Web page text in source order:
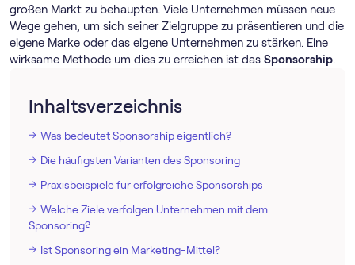
großen Markt zu behaupten. Viele Unternehmen müssen neue
Wege gehen, um sich seiner Zielgruppe zu präsentieren und die
eigene Marke oder das eigene Unternehmen zu stärken. Eine
wirksame Methode um dies zu erreichen ist das Sponsorship.
Inhaltsverzeichnis
Was bedeutet Sponsorship eigentlich?
Die häufigsten Varianten des Sponsoring
Praxisbeispiele für erfolgreiche Sponsorships
Welche Ziele verfolgen Unternehmen mit dem
Sponsoring?
Ist Sponsoring ein Marketing-Mittel?